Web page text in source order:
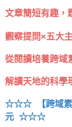
文章簡短有趣，
觀察提問×五大
從閱讀培養跨域
解讀天地的科學
☆☆☆ 【跨域素
元 ☆☆☆